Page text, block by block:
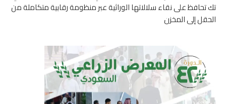
تك تحافظ على نقاء سلالاتها الوراثية عبر منظومة رقابية متكاملة من
الحقل إلى المخزن